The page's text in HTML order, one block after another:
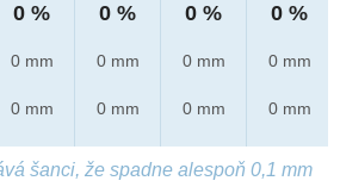
0 %
0 mm
0 mm
0 %
0 mm
0 mm
0 %
0 mm
0 mm
0 %
0 mm
0 mm
šanci, že spadne alespoň 0,1 mm